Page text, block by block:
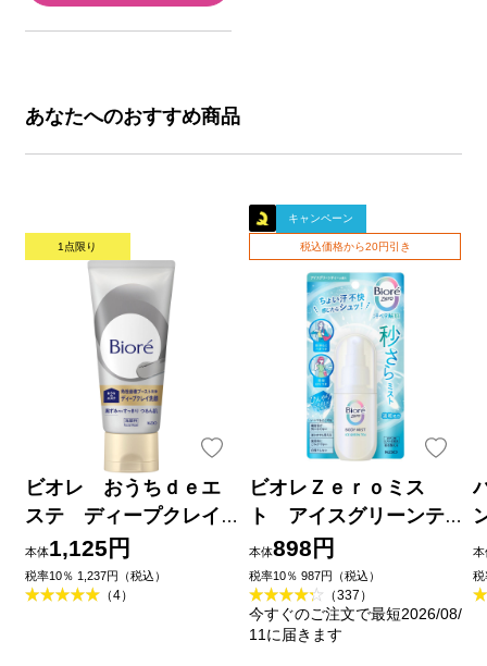
あなたへのおすすめ商品
1点限り
ビオレ おうちｄｅエ
ステ ディープクレイ
洗顔 １８０ｇ 花王
本体1,125円
税率10％ 1,237円（税込）
（4）
キャンペーン
税込価格から20円引き
ビオレＺｅｒｏミス
ト アイスグリーンテ
ィーの香り ６０ｍＬ 花
王
本体898円
税率10％ 987円（税込）
（337）
今すぐのご注文で最短2026/08/
11に届きます
本
税